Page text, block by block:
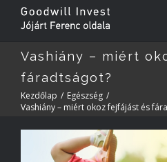
Vashiány – miért
fáradtságot?
Kezdőlap / Egészség /
Vashiány – miért okoz fejfájást és